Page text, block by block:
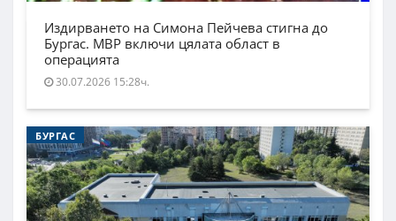
Издирването на Симона Пейчева стигна до
Бургас. МВР включи цялата област в
операцията
30.07.2026 15:28ч.
БУРГАС